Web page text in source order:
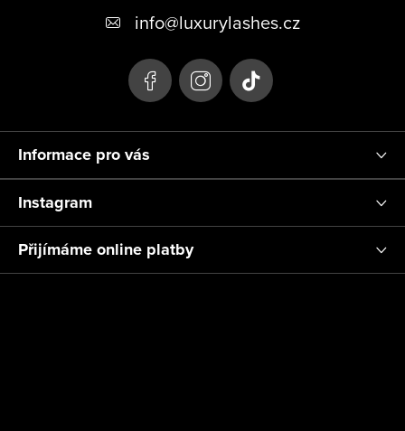
info@luxurylashes.cz
Informace pro vás
Instagram
Přijímáme online platby